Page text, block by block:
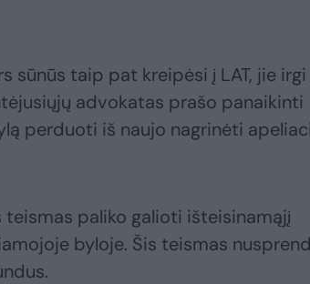
sūnūs taip pat kreipėsi į LAT, jie irgi
advokatas prašo panaikinti
perduoti iš naujo nagrinėti
teismas paliko galioti išteisinamąjį
byloje. Šis teismas